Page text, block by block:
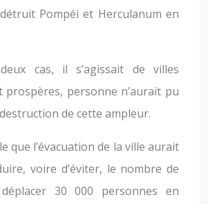
Pompéi et Herculanum en
cas, il s’agissait de villes
prospères, personne n’aurait pu
de cette ampleur.
que l’évacuation de la ville aurait
voire d’éviter, le nombre de
30 000 personnes en